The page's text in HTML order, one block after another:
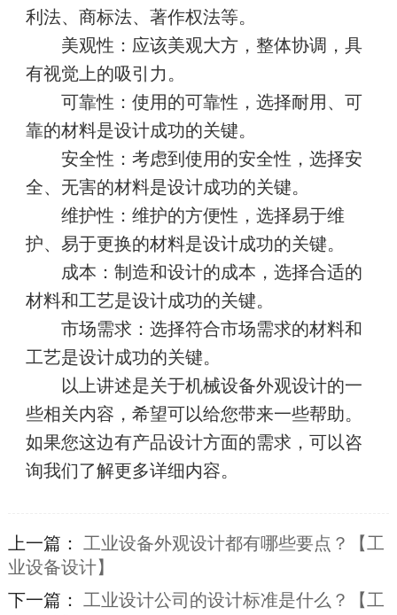
利法、商标法、著作权法等。
美观性： 应该美观大方，整体协调，具
有视觉上的吸引力。
可靠性： 使用的可靠性，选择耐用、可
靠的材料是设计成功的关键。
安全性： 考虑到使用的安全性，选择安
全、无害的材料是设计成功的关键。
维护性： 维护的方便性，选择易于维
护、易于更换的材料是设计成功的关键。
成本： 制造和设计的成本，选择合适的
材料和工艺是设计成功的关键。
市场需求： 选择符合市场需求的材料和
工艺是设计成功的关键。
以上讲述是关于机械设备外观设计的一
些相关内容，希望可以给您带来一些帮助。
如果您这边有产品设计方面的需求，可以咨
询我们了解更多详细内容。
上一篇： 工业设备外观设计都有哪些要点？【工
业设备设计】
下一篇： 工业设计公司的设计标准是什么？【工